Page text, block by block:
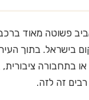
פשוטה מאוד
בישראל. בתוך
או בתחבורה
רבים זה לזה.